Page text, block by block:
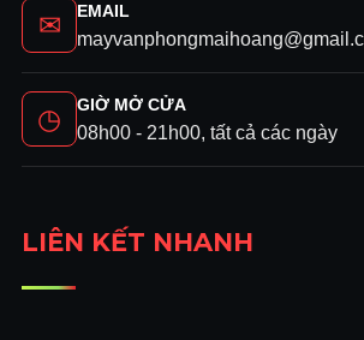
✉ EMAIL
◷ GIỜ MỞ CỬA
08h00 - 21h00, tất cả các ngày
LIÊN KẾT NHANH